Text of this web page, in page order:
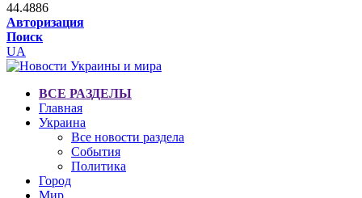
44.4886
Авторизация
Поиск
UA
ВСЕ РАЗДЕЛЫ
Главная
Украина
Все новости раздела
События
Политика
Город
Мир